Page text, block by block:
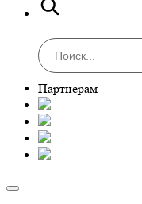
Партнерам